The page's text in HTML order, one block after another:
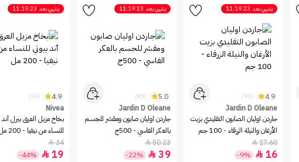
ينتهي بعد 11:19:23
4.9
(90)
Jardin D Oleane
جاردن اوليان الصابون التقليدي بزيت
الأرغان والنيلة الزرقاء - 100 جم
17.60

16

-9%
ينتهي بعد 11:19:23
5.0
(83)
Jardin D Oleane
جاردن اوليان صابون ومقشر للجسم
بالعكر الفاسي - 500ج
50.23

39

-22%
ينتهي بعد 11:19:23
4.9
(59)
Nivea
بخاخ مزيل العرق بيرل آند
للنساء من نيفيا - 200 مل
34

19

-44%